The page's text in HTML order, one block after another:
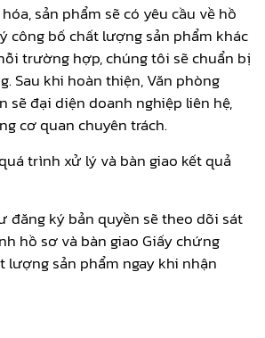
sản phẩm sẽ có yêu cầu về hồ
công bố chất lượng sản phẩm khác
trường hợp, chúng tôi sẽ chuẩn bị
Sau khi hoàn thiện, Văn phòng
sẽ đại diện doanh nghiệp liên hệ,
cơ quan chuyên trách.
trình xử lý và bàn giao kết quả
đăng ký bản quyền sẽ theo dõi sát
hồ sơ và bàn giao Giấy chứng
lượng sản phẩm ngay khi nhận